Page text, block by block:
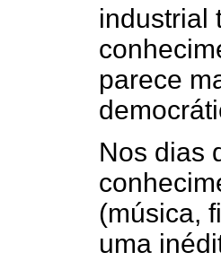
industrial
parece
Nos dias
(música,
uma